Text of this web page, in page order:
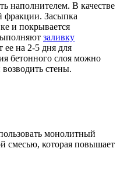
наполнителем. В качестве
фракции. Засыпка
и покрывается
заливку
ее на 2-5 дня для
бетонного слоя можно
стены.
монолитный
смесью, которая повышает